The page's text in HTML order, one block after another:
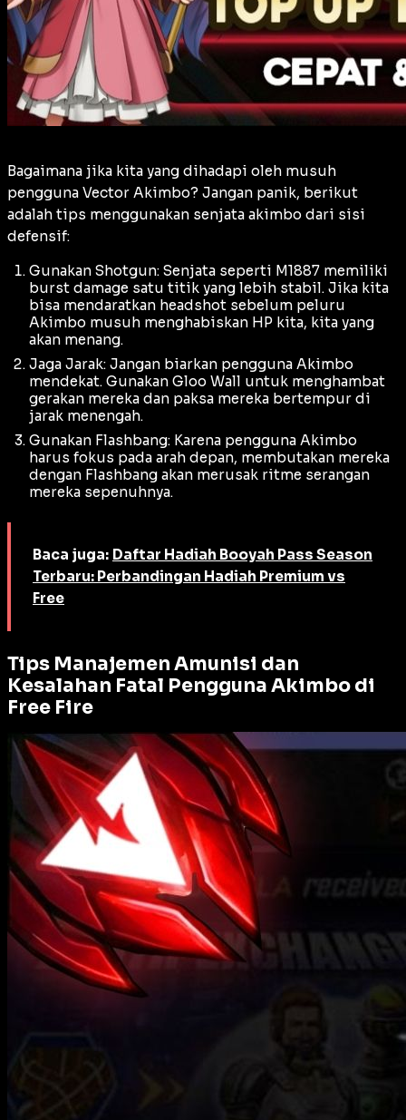
Bagaimana jika kita yang dihadapi oleh musuh
pengguna Vector Akimbo? Jangan panik, berikut
adalah tips menggunakan senjata akimbo dari sisi
defensif:
Gunakan Shotgun: Senjata seperti M1887 memiliki
burst damage satu titik yang lebih stabil. Jika kita
bisa mendaratkan headshot sebelum peluru
Akimbo musuh menghabiskan HP kita, kita yang
akan menang.
Jaga Jarak: Jangan biarkan pengguna Akimbo
mendekat. Gunakan Gloo Wall untuk menghambat
gerakan mereka dan paksa mereka bertempur di
jarak menengah.
Gunakan Flashbang: Karena pengguna Akimbo
harus fokus pada arah depan, membutakan mereka
dengan Flashbang akan merusak ritme serangan
mereka sepenuhnya.
Baca juga: Daftar Hadiah Booyah Pass Season
Terbaru: Perbandingan Hadiah Premium vs
Free
Tips Manajemen Amunisi dan
Kesalahan Fatal Pengguna Akimbo di
Free Fire